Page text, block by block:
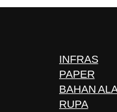
INFRAS
PAPER
BAHAN
RUPA